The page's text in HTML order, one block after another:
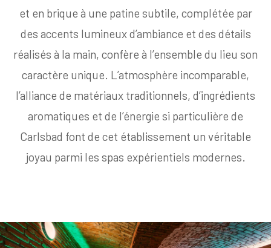
et en brique à une patine subtile, complétée par
des accents lumineux d’ambiance et des détails
réalisés à la main, confère à l’ensemble du lieu son
caractère unique. L’atmosphère incomparable,
l’alliance de matériaux traditionnels, d’ingrédients
aromatiques et de l’énergie si particulière de
Carlsbad font de cet établissement un véritable
joyau parmi les spas expérientiels modernes.